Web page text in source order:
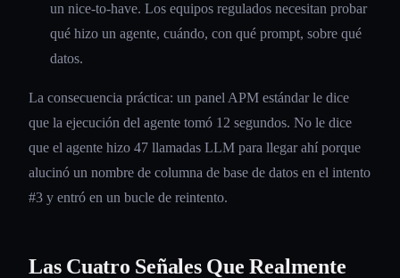
un nice-to-have. Los equipos regulados necesitan probar
qué hizo un agente, cuándo, con qué prompt, sobre qué
datos.
La consecuencia práctica: un panel APM estándar le dice
que la ejecución del agente tomó 12 segundos. No le dice
que el agente hizo 47 llamadas LLM para llegar ahí porque
alucinó un nombre de columna de base de datos en el intento
#3 y entró en un bucle de reintento.
Las Cuatro Señales Que Realmente